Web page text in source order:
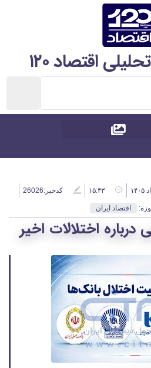
اقتصاد ۱۲۰
۱۵:۴۳ کدخبر:26026
اقتصاد ایران
درباره اختلالات اخیر